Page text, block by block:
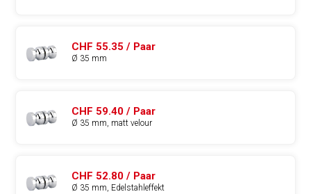
CHF 55.35 / Paar
Ø 35 mm
CHF 59.40 / Paar
Ø 35 mm, matt velour
CHF 52.80 / Paar
Ø 35 mm, Edelstahleffekt